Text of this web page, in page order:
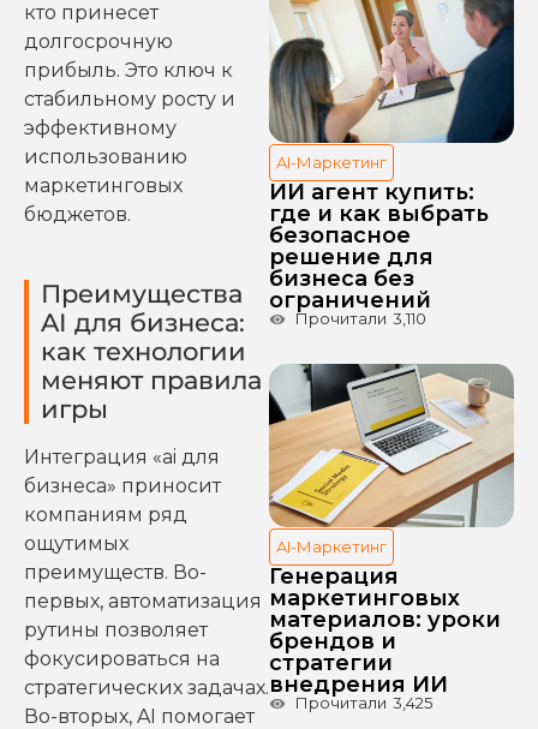
кто принесет
долгосрочную
прибыль. Это ключ к
стабильному росту и
эффективному
использованию
маркетинговых
бюджетов.
Преимущества
AI для бизнеса:
как технологии
меняют правила
игры
Интеграция «ai для
бизнеса» приносит
компаниям ряд
ощутимых
преимуществ. Во-
первых, автоматизация
рутины позволяет
фокусироваться на
стратегических задачах.
Во-вторых, AI помогает
AI-Маркетинг
ИИ агент купить:
где и как выбрать
безопасное
решение для
бизнеса без
ограничений
Прочитали 3,110
AI-Маркетинг
Генерация
маркетинговых
материалов: уроки
брендов и
стратегии
внедрения ИИ
Прочитали 3,425